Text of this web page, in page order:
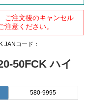
ご注文後のキャンセル
意ください。
JANコード：
50FCK ハイ
580-9995